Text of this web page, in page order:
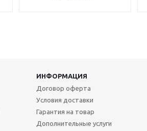
ИНФОРМАЦИЯ
Договор оферта
Условия доставки
Гарантия на товар
Дополнительные услуги